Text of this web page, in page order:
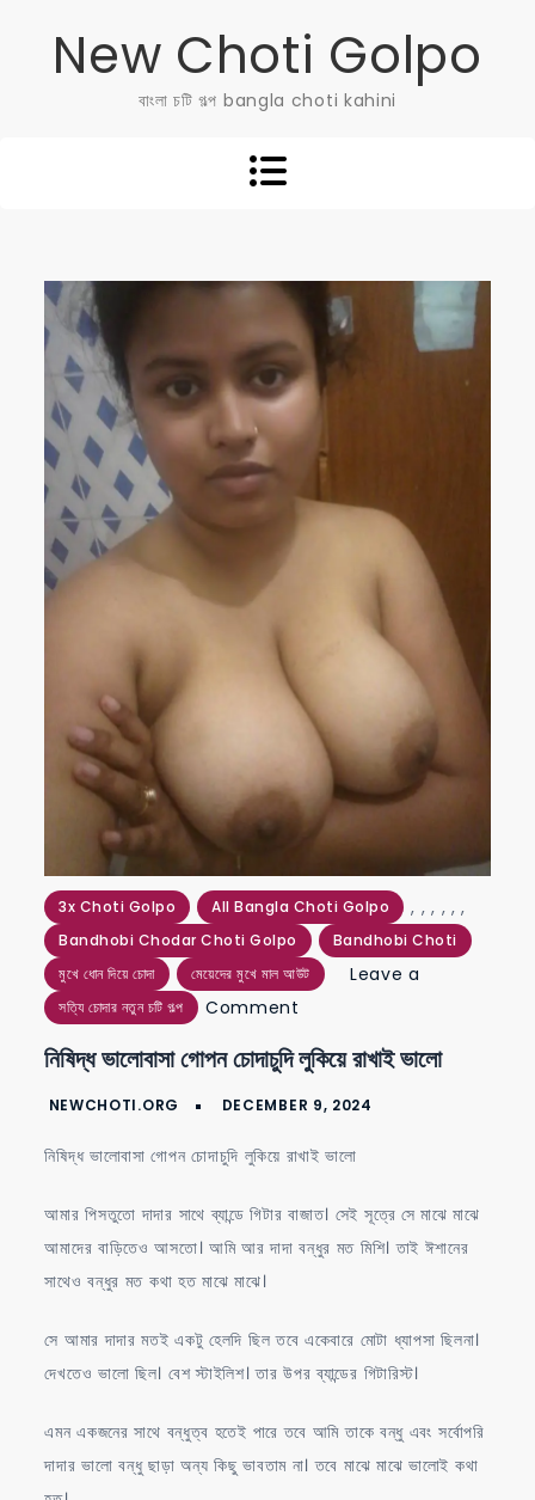
New Choti Golpo
বাংলা চটি গল্প bangla choti kahini
3x Choti Golpo ,
All Bangla Choti Golpo ,
Bandhobi Chodar Choti Golpo
,
Bandhobi Choti
,
মুখে ধোন দিয়ে চোদা
,
মেয়েদের মুখে মাল আউট
,
সত্যি চোদার নতুন চটি গল্প
Leave a
Comment
ভালোবাসা
গোপন
রাখাই
ভালো
নিষিদ্ধ ভালোবাসা গোপন চোদাচুদি লুকিয়ে রাখাই ভালো
নিষিদ্ধ ভালোবাসা গোপন চোদাচুদি লুকিয়ে রাখাই ভালো
আমার পিসতুতো দাদার সাথে ব্যান্ডে গিটার বাজাত। সেই সূত্রে সে মাঝে মাঝে
আমাদের বাড়িতেও আসতো। আমি আর দাদা বন্ধুর মত মিশি। তাই ঈশানের
সাথেও বন্ধুর মত কথা হত মাঝে মাঝে।
সে আমার দাদার মতই একটু হেলদি ছিল তবে একেবারে মোটা ধ্যাপসা ছিলনা।
দেখতেও ভালো ছিল। বেশ স্টাইলিশ। তার উপর ব্যান্ডের গিটারিস্ট।
এমন একজনের সাথে বন্ধুত্ব হতেই পারে তবে আমি তাকে বন্ধু এবং সর্বোপরি
দাদার ভালো বন্ধু ছাড়া অন্য কিছু ভাবতাম না। তবে মাঝে মাঝে ভালোই কথা